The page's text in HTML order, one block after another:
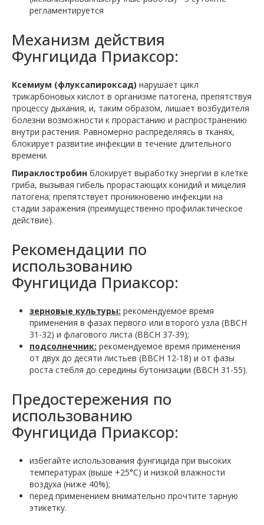
регламентируется
Механизм действия
Фунгицида Приаксор:
Ксемиум (флуксапироксад) нарушает цикл
трикарбоновых кислот в организме патогена, препятствуя
процессу дыхания, и, таким образом, лишает возбудителя
болезни возможности к прорастанию и распространению
внутри растения. Равномерно распределяясь в тканях,
блокирует развитие инфекции в течение длительного
времени.
Пираклостробин блокирует выработку энергии в клетке
гриба, вызывая гибель прорастающих конидий и мицелия
патогена; препятствует проникновеню инфекции на
стадии заражения (преимущественно профилактическое
действие).
Рекомендации по
использованию
Фунгицида Приаксор:
зерновые культуры: рекомендуемое время
применения в фазах первого или второго узла (ВВСН
31-32) и флагового листа (ВВСН 37-39);
подсолнечник: рекомендуемое время применения
от двух до десяти листьев (ВВСН 12-18) и от фазы
роста стебля до середины бутонизации (ВВСН 31-55).
Предостережения по
использованию
Фунгицида Приаксор:
избегайте использования фунгицида при высоких
температурах (выше +25°С) и низкой влажности
воздуха (ниже 40%);
перед применением внимательно прочтите тарную
этикетку.